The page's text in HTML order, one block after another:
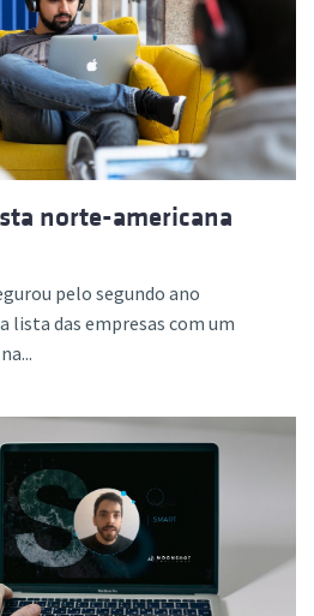
norte-americana
pelo segundo ano
lista das empresas com um